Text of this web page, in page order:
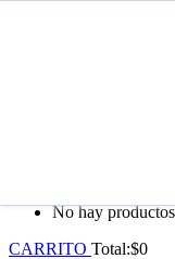
Whatsapp: +57
Envío gratis en
No hay
CARRITO Total:$0